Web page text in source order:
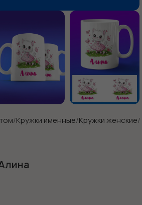
Кружки именные Кружки женские